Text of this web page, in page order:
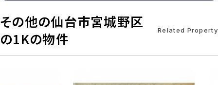
その他の仙台市宮城野区
の1Kの物件
Related Property